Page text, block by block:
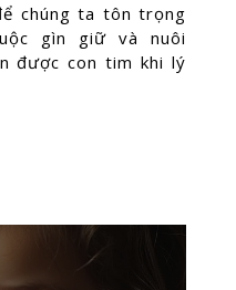
chúng ta tôn trọng
gìn giữ và nuôi
được con tim khi lý